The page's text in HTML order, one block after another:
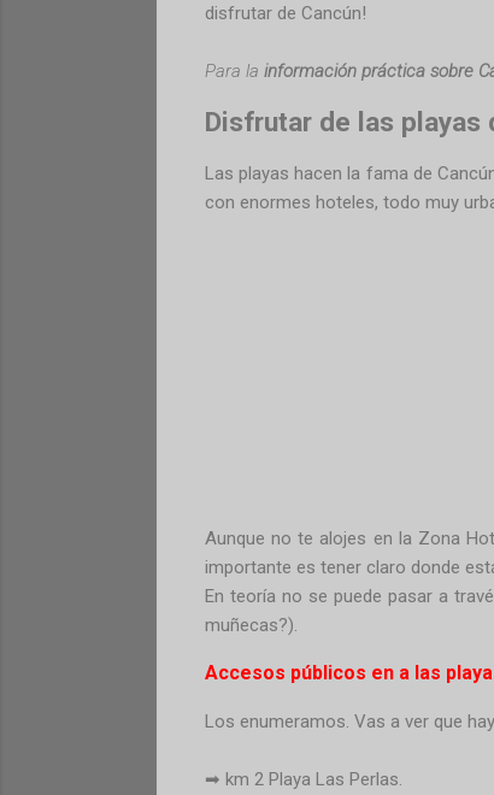
disfrutar de Cancún!
Para la información práctica sobre
Disfrutar de las playas
Las playas hacen la fama de
con enormes hoteles, todo muy
Aunque no te alojes en la Zona
importante es tener claro donde
En teoría no se puede pasar a
muñecas?).
Accesos públicos en a las
Los enumeramos. Vas a ver que
➡ km 2 Playa Las Perlas.